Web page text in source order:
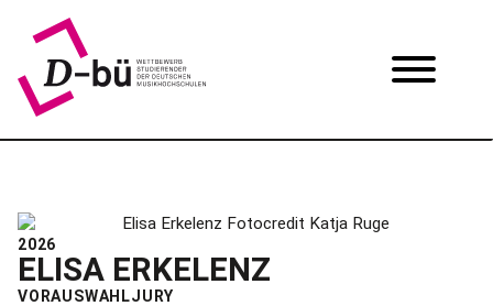
2026
ELISA ERKELENZ
VORAUSWAHLJURY